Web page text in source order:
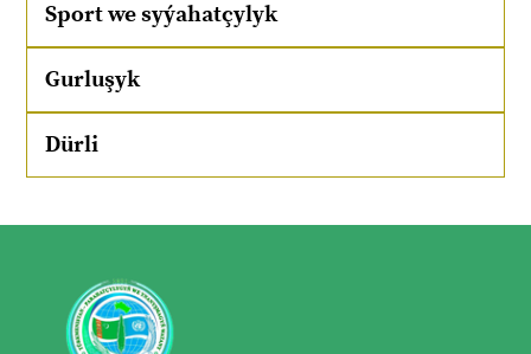
Sport we syýahatçylyk
Gurluşyk
Dürli